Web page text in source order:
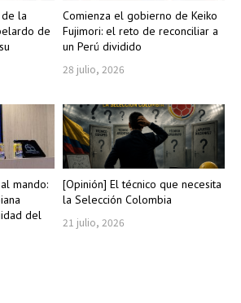
la
de
Comienza el gobierno de Keiko
Fujimori: el reto de reconciliar a
un Perú dividido
28 julio, 2026
mando:
del
[Opinión] El técnico que necesita
la Selección Colombia
21 julio, 2026